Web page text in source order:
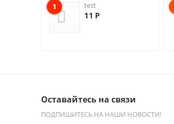
1 test
11 Р
Оставайтесь на связи
ПОДПИШИТЕСЬ НА НАШИ НОВОСТИ!